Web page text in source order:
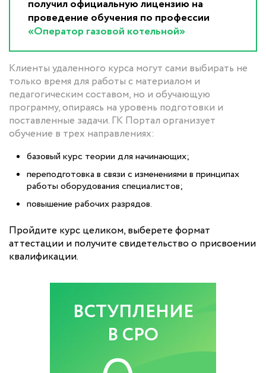
получил официальную лицензию на
проведение обучения по профессии
«Оператор газовой котельной»
Клиенты удаленного курса могут сами выбирать не
только время для работы с материалом и
педагогическим составом, но и обучающую
программу, опираясь на уровень подготовки и
поставленные задачи. ГК Портал организует
обучение в трех направлениях:
базовый курс теории для начинающих;
переподготовка в связи с изменениями в принципах
работы оборудования специалистов;
повышение рабочих разрядов.
Пройдите курс целиком, выберете формат
аттестации и получите свидетельство о присвоении
квалификации.
ВСТУПЛЕНИЕ
В СРО